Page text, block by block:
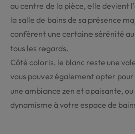
au centre de la pièce, elle devient
la salle de bains de sa présence
confèrent une certaine sérénité
tous les regards.
Côté coloris, le blanc reste une
vous pouvez également opter
une ambiance zen et apaisante,
dynamisme à votre espace de